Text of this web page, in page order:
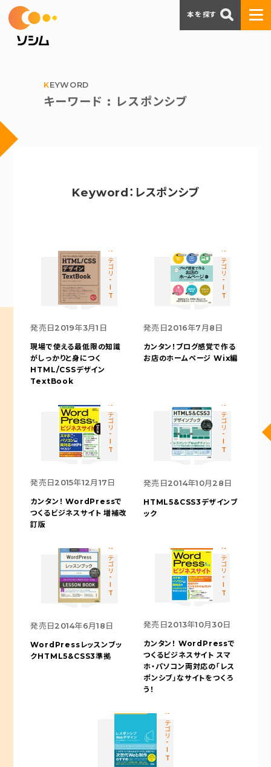
KEYWORD
キーワード : レスポンシブ
Keyword：レスポンシブ
カテゴリ-IT
発売日 2019年3月1日
現場で使える最低限の知識
がしっかりと身につく
HTML/CSSデザイン
TextBook
カテゴリ-IT
発売日 2016年7月8日
カンタン！ブログ感覚で作る
お店のホームページ Wix編
カテゴリ-IT
発売日2015年12月17日
カンタン！ WordPressで
つくるビジネスサイト 増補改
訂版
カテゴリ-IT
発売日 2014年10月28日
HTML5&CSS3デザインブ
ック
カテゴリ-IT
発売日 2014年6月18日
WordPressレッスンブッ
クHTML5&CSS3準拠
カテゴリ-IT
発売日 2013年10月30日
カンタン！ WordPressで
つくるビジネスサイト スマ
ホ・パソコン両対応の「レス
ポンシブ」なサイトをつくろ
う！
カテゴリ-IT
本を探す